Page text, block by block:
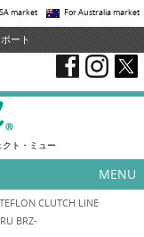
For Australia market
market
ート
ト・ミュー
MENU
TEFLON CLUTCH LINE
BRZ-